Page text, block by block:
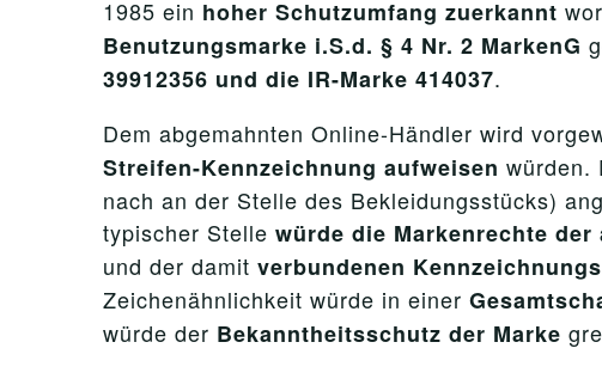
1985 ein hoher Schutzumfang zuerkannt
Benutzungsmarke i.S.d. § 4 Nr. 2 MarkenG
39912356 und die IR-Marke 414037.
Dem abgemahnten Online-Händler wird
Streifen-Kennzeichnung aufweisen würden.
nach an der Stelle des Bekleidungsstücks)
typischer Stelle würde die Markenrechte der
und der damit verbundenen
Zeichenähnlichkeit würde in einer
würde der Bekanntheitsschutz der Marke